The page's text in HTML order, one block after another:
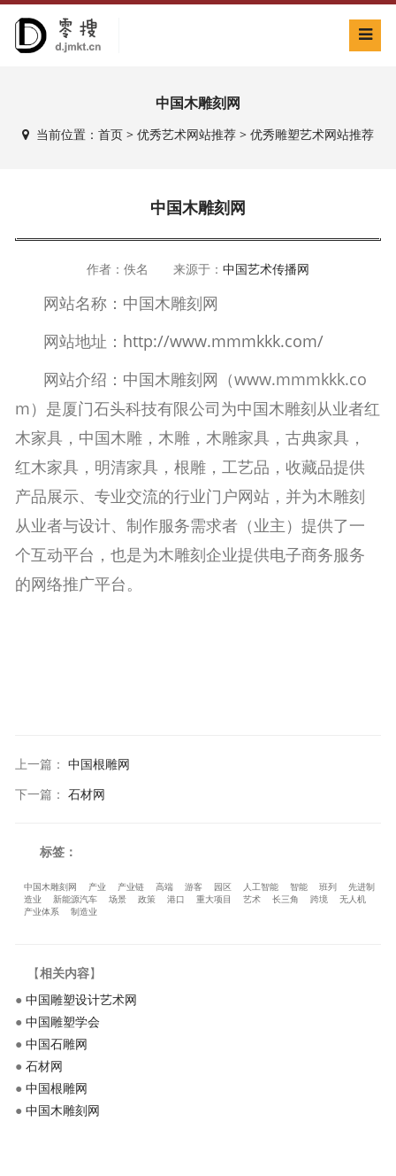
中国木雕刻网
当前位置： 首页> 优秀艺术网站推荐> 优秀雕塑艺术网站推荐
中国木雕刻网
作者：佚名 来源于： 中国艺术传播网
网站名称：中国木雕刻网
网站地址： http://www.mmmkkk.com/
网站介绍：中国木雕刻网（www.mmmkkk.co
m）是厦门石头科技有限公司为中国木雕刻从业者红
木家具，中国木雕，木雕，木雕家具，古典家具，
红木家具，明清家具，根雕，工艺品，收藏品提供
产品展示、专业交流的行业门户网站，并为木雕刻
从业者与设计、制作服务需求者（业主）提供了一
个互动平台，也是为木雕刻企业提供电子商务服务
的网络推广平台。
上一篇 ：中国根雕网
下一篇 ：石材网
标签：
中国木雕刻网 产业 产业链 高端 游客 园区 人工智能 智能 班列
先进制
造业
新能源汽车 场景 政策 港口 重大项目 艺术 长三角 跨境
无人机
产业体系
制造业
【相关内容】
●中国雕塑设计艺术网
●中国雕塑学会
●中国石雕网
●石材网
●中国根雕网
●中国木雕刻网